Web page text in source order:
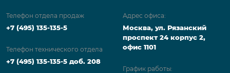
Телефон отдела продаж
+7 (495) 135-135-5
Телефон технического отдела
+7 (495) 135-135-5 доб. 208
Адрес офиса:
Москва, ул. Рязанский
проспект 24 корпус 2,
офис 1101
График работы: